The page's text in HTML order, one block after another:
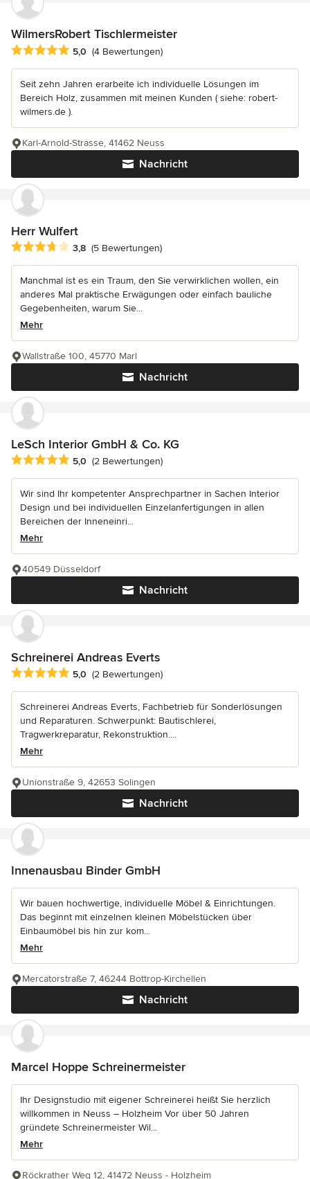
WilmersRobert Tischlermeister
Durchschnittliche Bewertung: 5 von 5 Sternen
5,0 (4 Bewertungen)
Seit zehn Jahren erarbeite ich individuelle Lösungen im
Bereich Holz, zusammen mit meinen Kunden ( siehe: robert-
wilmers.de ).
Nachricht
Karl-Arnold-Strasse, 41462 Neuss
Herr Wulfert
Durchschnittliche Bewertung: 3.8 von 5 Sternen
3,8 (5 Bewertungen)
Manchmal ist es ein Traum, den Sie verwirklichen wollen, ein
anderes Mal praktische Erwägungen oder einfach bauliche
Gegebenheiten, warum Sie...
Mehr
Nachricht
Wallstraße 100, 45770 Marl
LeSch Interior GmbH & Co. KG
Durchschnittliche Bewertung: 5 von 5 Sternen
5,0 (2 Bewertungen)
Wir sind Ihr kompetenter Ansprechpartner in Sachen Interior
Design und bei individuellen Einzelanfertigungen in allen
Bereichen der Inneneinri...
Mehr
Nachricht
40549 Düsseldorf
Schreinerei Andreas Everts
Durchschnittliche Bewertung: 5 von 5 Sternen
5,0 (2 Bewertungen)
Schreinerei Andreas Everts, Fachbetrieb für Sonderlösungen
und Reparaturen. Schwerpunkt: Bautischlerei,
Tragwerkreparatur, Rekonstruktion....
Mehr
Nachricht
Unionstraße 9, 42653 Solingen
Innenausbau Binder GmbH
Wir bauen hochwertige, individuelle Möbel & Einrichtungen.
Das beginnt mit einzelnen kleinen Möbelstücken über
Einbaumöbel bis hin zur kom...
Mehr
Nachricht
Mercatorstraße 7, 46244 Bottrop-Kirchellen
Marcel Hoppe Schreinermeister
Ihr Designstudio mit eigener Schreinerei heißt Sie herzlich
willkommen in Neuss – Holzheim Vor über 50 Jahren
gründete Schreinermeister Wil...
Mehr
Röckrather Weg 12, 41472 Neuss - Holzheim